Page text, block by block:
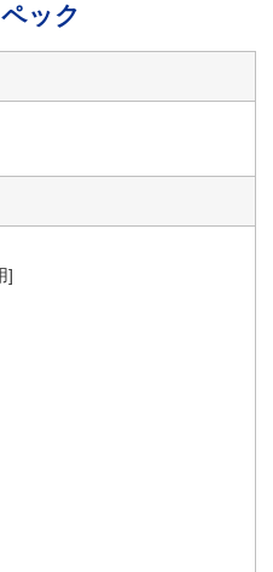
ック
]